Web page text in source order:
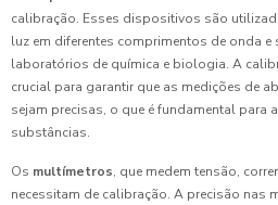
calibração. Esses dispositivos são
luz em diferentes comprimentos de onda
laboratórios de química e biologia. A
crucial para garantir que as medições de
sejam precisas, o que é fundamental para
substâncias.
Os multímetros, que medem tensão,
necessitam de calibração. A precisão nas